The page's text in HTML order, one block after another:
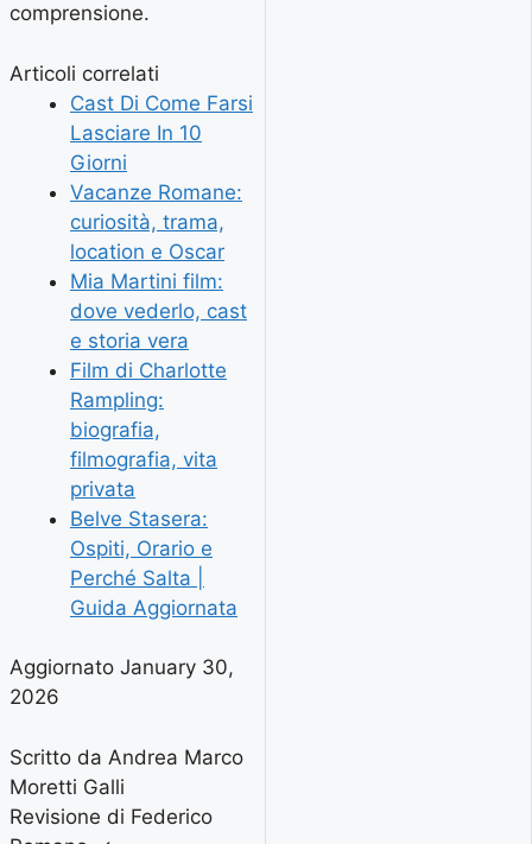
comprensione.
Articoli correlati
Cast Di Come Farsi
Lasciare In 10
Giorni
Vacanze Romane:
curiosità, trama,
location e Oscar
Mia Martini film:
dove vederlo, cast
e storia vera
Film di Charlotte
Rampling:
biografia,
filmografia, vita
privata
Belve Stasera:
Ospiti, Orario e
Perché Salta |
Guida Aggiornata
Aggiornato January 30,
2026
Scritto da Andrea Marco
Moretti Galli
Revisione di Federico